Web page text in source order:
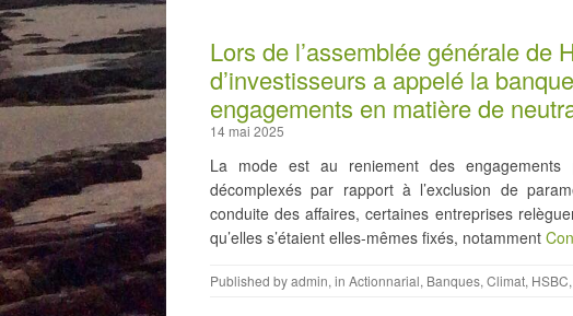
Lors de l’assemblée générale de
d’investisseurs a appelé la
engagements en matière de
14 mai 2025
La mode est au reniement des engagements
décomplexés par rapport à l’exclusion de
conduite des affaires, certaines entreprises
qu’elles s’étaient elles-mêmes fixés, notamment
Published byadmin, in Actionnarial, Banques, Climat, HSBC,